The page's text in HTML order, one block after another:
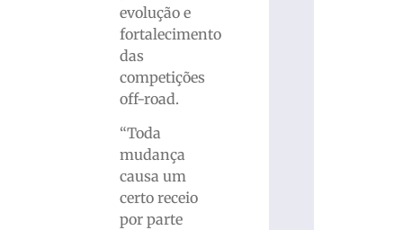
evolução e
fortalecimento
das
competições
off-road.
“Toda
mudança
causa um
certo receio
por parte